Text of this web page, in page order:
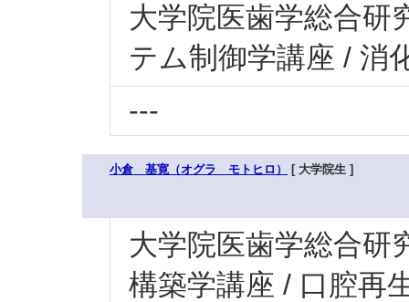
大学院医歯学総合研
テム制御学講座 / 消
---
小倉 基寛（オグラ モトヒロ） [ 大学院生 ]
大学院医歯学総合研
構築学講座 / 口腔再